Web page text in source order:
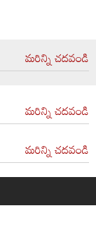
మరిన్ని చదవండి
మరిన్ని చదవండి
మరిన్ని చదవండి